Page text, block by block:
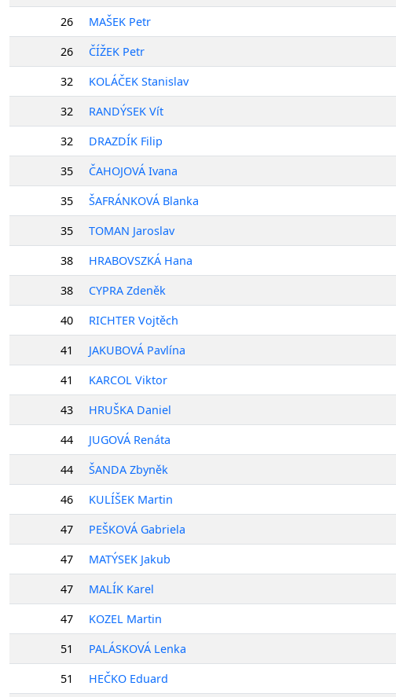
26
MAŠEK Petr
26
ČÍŽEK Petr
32
KOLÁČEK Stanislav
32
RANDÝSEK Vít
32
DRAZDÍK Filip
35
ČAHOJOVÁ Ivana
35
ŠAFRÁNKOVÁ Blanka
35
TOMAN Jaroslav
38
HRABOVSZKÁ Hana
38
CYPRA Zdeněk
40
RICHTER Vojtěch
41
JAKUBOVÁ Pavlína
41
KARCOL Viktor
43
HRUŠKA Daniel
44
JUGOVÁ Renáta
44
ŠANDA Zbyněk
46
KULÍŠEK Martin
47
PEŠKOVÁ Gabriela
47
MATÝSEK Jakub
47
MALÍK Karel
47
KOZEL Martin
51
PALÁSKOVÁ Lenka
51
HEČKO Eduard